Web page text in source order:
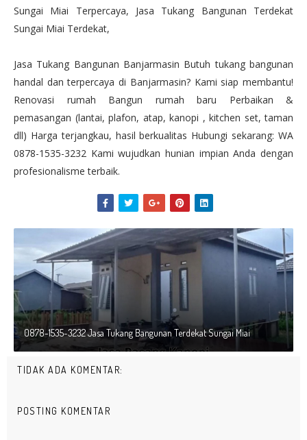
Sungai Miai Terpercaya, Jasa Tukang Bangunan Terdekat
Sungai Miai Terdekat,
Jasa Tukang Bangunan Banjarmasin Butuh tukang bangunan
handal dan terpercaya di Banjarmasin? Kami siap membantu!
Renovasi rumah Bangun rumah baru Perbaikan &
pemasangan (lantai, plafon, atap, kanopi , kitchen set, taman
dll) Harga terjangkau, hasil berkualitas Hubungi sekarang: WA
0878-1535-3232 Kami wujudkan hunian impian Anda dengan
profesionalisme terbaik.
0878-1535-3232 Jasa Tukang Bangunan Terdekat Sungai Miai
TIDAK ADA KOMENTAR:
POSTING KOMENTAR